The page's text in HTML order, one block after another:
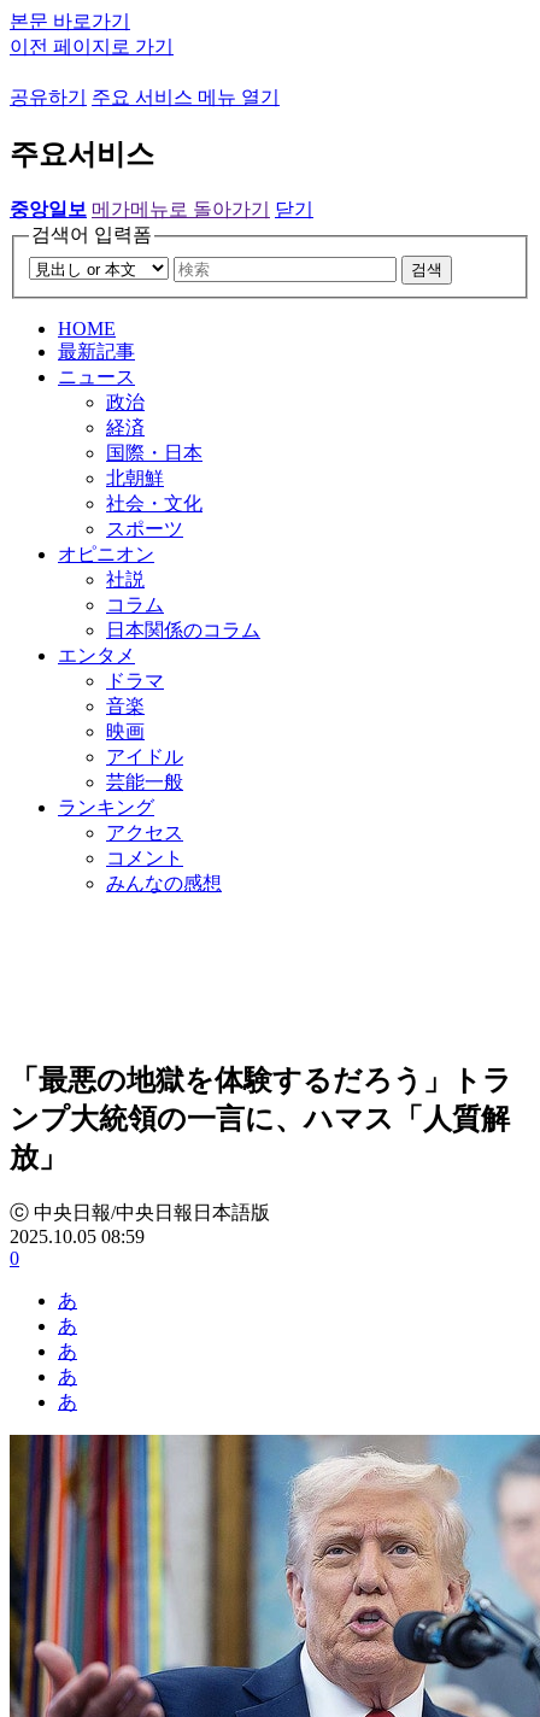
본문 바로가기
이전 페이지로 가기
공유하기 주요 서비스 메뉴 열기
주요서비스
중앙일보 메가메뉴로 돌아가기
닫기
검색어 입력폼
검색
HOME
最新記事
ニュース
政治
経済
国際・日本
北朝鮮
社会・文化
スポーツ
オピニオン
社説
コラム
日本関係のコラム
エンタメ
ドラマ
音楽
映画
アイドル
芸能一般
ランキング
アクセス
コメント
みんなの感想
「最悪の地獄を体験するだろう」トラ
ンプ大統領の一言に、ハマス「人質解
放」
ⓒ 中央日報/中央日報日本語版
2025.10.05 08:59
0
あ
あ
あ
あ
あ